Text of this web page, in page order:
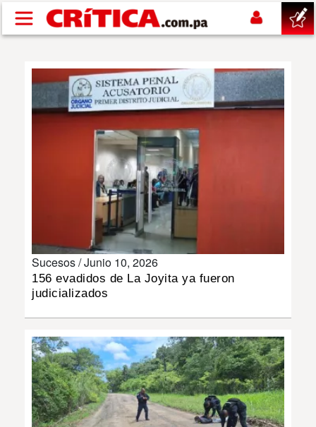
Pasar al contenido principal
SUCESOS
DEPORTES
MUNDO
INSÓLITAS
MULTIMEDIA
IMPRESO
Sucesos /Junio 10, 2026
156 evadidos de La Joyita ya fueron
judicializados